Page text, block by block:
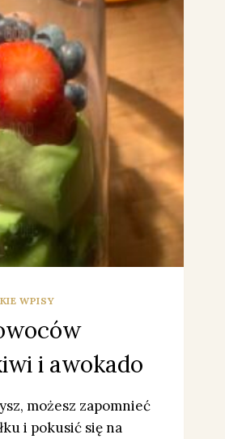
WPISY
i awokado
możesz zapomnieć
i pokusić się na